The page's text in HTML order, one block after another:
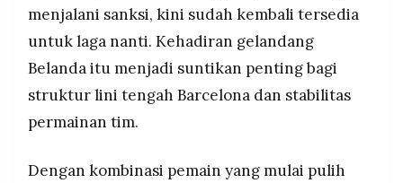
menjalani sanksi, kini sudah kembali tersedia
untuk laga nanti. Kehadiran gelandang
Belanda itu menjadi suntikan penting bagi
struktur lini tengah Barcelona dan stabilitas
permainan tim.
Dengan kombinasi pemain yang mulai pulih